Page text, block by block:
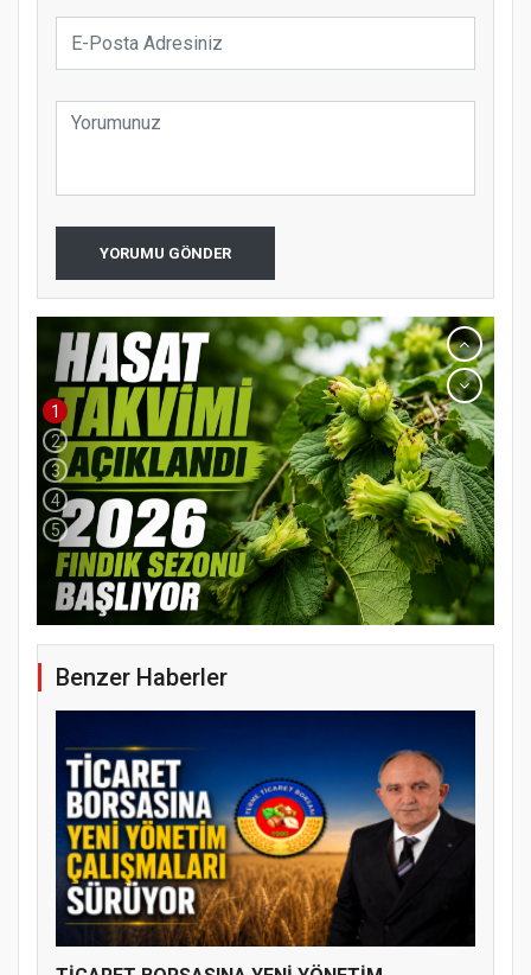
YORUMU GÖNDER
YENİ PARTİ TERME İLÇE BAŞKANLIĞINDA
ÜYE KATILIM PROGRAMI
1
2
3
4
5
Benzer Haberler